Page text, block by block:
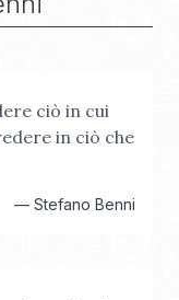
ciò in cui
in ciò che
— Stefano Benni